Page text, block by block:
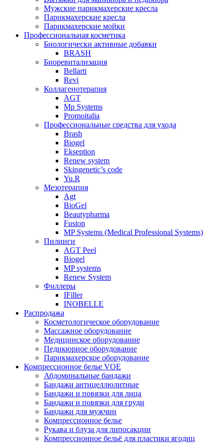
Мужские парикмахерские кресла
Парикмахерские кресла
Парикмахерские мойки
Профессиональная косметика
Биологически активные добавки
BRASH
Биоревитализация
Bellarti
Revi
Коллагенотерапия
AGT
Mp Systems
Promoitalia
Профессиональные средства для ухода
Brash
Biogel
Ekseption
Renew system
Skingenetic’s code
Yu.R
Мезотерапия
Agt
BioGel
Beautypharma
Fusion
MP Systems (Medical Professional Systems)
Пилинги
AGT Peel
Biogel
MP systems
Renew System
Филлеры
IFiller
INOBELLE
Распродажа
Косметологическое оборудование
Массажное оборудование
Медицинское оборудование
Педикюрное оборудование
Парикмахерское оборудование
Компрессионное белье VOE
Абдоминальные бандажи
Бандажи антицеллюлитные
Бандажи и повязки для лица
Бандажи и повязки для груди
Бандажи для мужчин
Компрессионное белье
Рукава и блуза для липосакции
Компрессионное бельё для пластики ягодиц